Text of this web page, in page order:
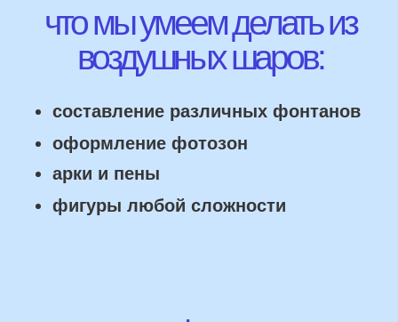
НАШИ ГЛАВНЫЕ
ПРЕИМУЩЕСТВА